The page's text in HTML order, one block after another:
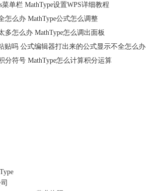
软件预设中自定义键盘展示
改下角标的快捷键。建议输入一个复杂一点的快
的概率会减小。
单栏 MathType设置WPS详细教程
怎么办 MathType公式怎么调整
多怎么办 MathType怎么调出面板
贴吗 公式编辑器打出来的公式显示不全怎么办
分符号 MathType怎么计算积分运算